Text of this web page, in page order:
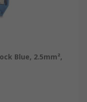
Blue, 2.5mm²,